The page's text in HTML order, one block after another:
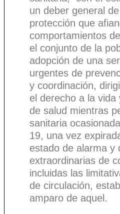
un deber general
protección que
comportamientos
el conjunto de la
adopción de una
urgentes de
y coordinación,
el derecho a la vida
de salud mientras
sanitaria
19, una vez
estado de alarma y
extraordinarias de
incluidas las
de circulación,
amparo de aquel.